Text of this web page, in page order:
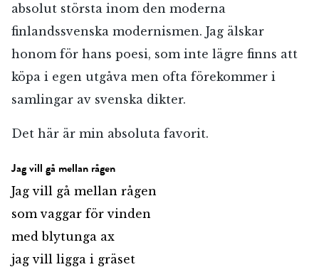
absolut största inom den moderna
finlandssvenska modernismen. Jag älskar
honom för hans poesi, som inte lägre finns att
köpa i egen utgåva men ofta förekommer i
samlingar av svenska dikter.
Det här är min absoluta favorit.
Jag vill gå mellan rågen
Jag vill gå mellan rågen
som vaggar för vinden
med blytunga ax
jag vill ligga i gräset